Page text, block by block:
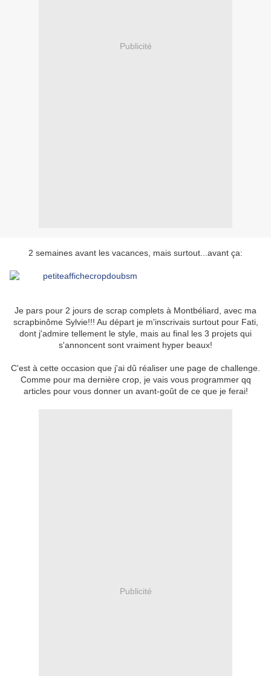
Publicité
2 semaines avant les vacances, mais surtout...avant ça:
Je pars pour 2 jours de scrap complets à Montbéliard, avec ma
scrapbinôme Sylvie!!! Au départ je m'inscrivais surtout pour Fati,
dont j'admire tellement le style, mais au final les 3 projets qui
s'annoncent sont vraiment hyper beaux!
C'est à cette occasion que j'ai dû réaliser une page de challenge.
Comme pour ma dernière crop, je vais vous programmer qq
articles pour vous donner un avant-goût de ce que je ferai!
Publicité